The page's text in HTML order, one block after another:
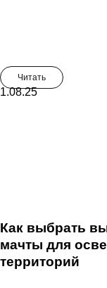
Читать
1.08.25
Как выбрать
мачты для
территорий